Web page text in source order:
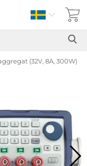
Sverige
(32V, 8A, 300W)